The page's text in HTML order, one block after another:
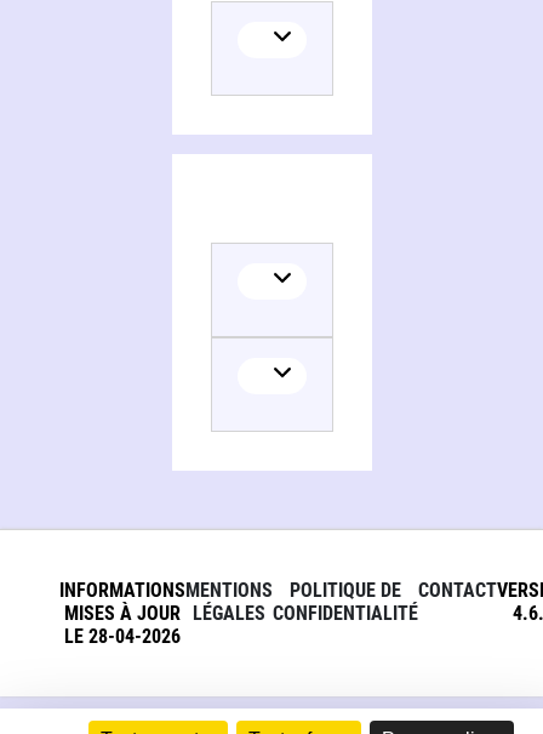
INFORMATIONS
MISES À JOUR
LE 28-04-2026
MENTIONS
LÉGALES
POLITIQUE DE
CONFIDENTIALITÉ
CONTACT